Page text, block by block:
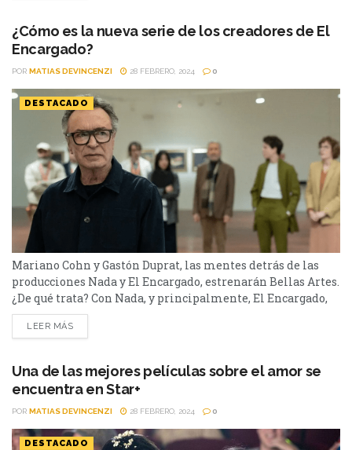
dueños no están,...
¿Cómo es la nueva serie de los creadores de El
Encargado?
POR MATIAS DEVINCENZI 28 FEBRERO, 2024 0
DESTACADO
Mariano Cohn y Gastón Duprat, las mentes detrás de las
producciones Nada y El Encargado, estrenarán Bellas Artes.
¿De qué trata? Con Nada, y principalmente, El Encargado,
Mariano Cohn y Gastón Duprat regresaron a la primera
plana nacional. De la mano de Guillermo Francella, la
total. Ahora, con la...
LEER MÁS
Una de las mejores películas sobre el amor se
encuentra en Star+
POR MATIAS DEVINCENZI 28 FEBRERO, 2024 0
DESTACADO